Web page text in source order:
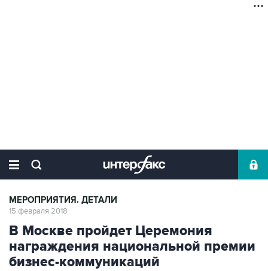
МЕРОПРИЯТИЯ. ДЕТАЛИ
15 февраля 2018
В Москве пройдет Церемония
награждения национальной премии
бизнес-коммуникаций